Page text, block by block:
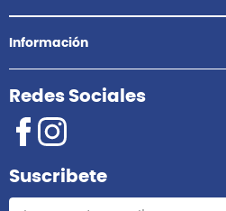
Información
Redes Sociales
Suscribete